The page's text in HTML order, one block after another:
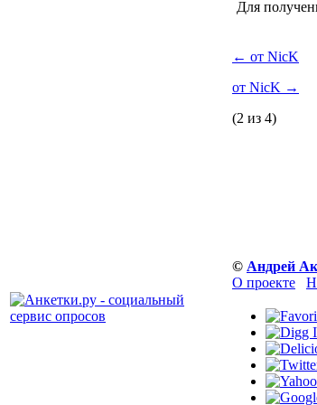
Для
← от NicK
от NicK →
(2 из 4)
© Андрей
О проекте